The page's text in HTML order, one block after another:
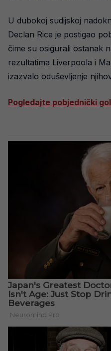
U dubokoj sudijskoj
Declan Rice je postigao
čime su osigurali ostanak
rezultatima Liverpoola i
izazvalo oduševljenje
Pogledajte pobjednički